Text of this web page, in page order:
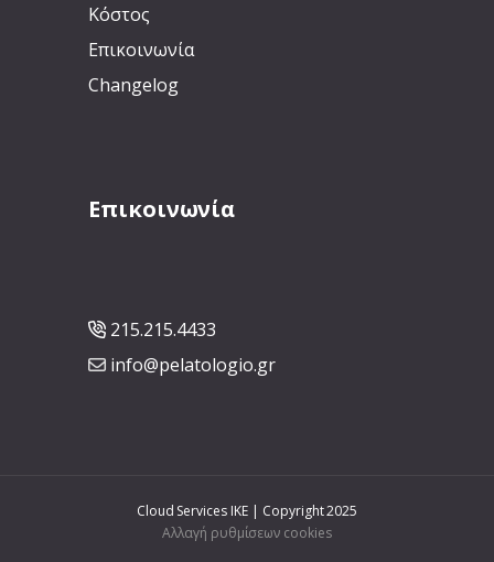
Κόστος
Επικοινωνία
Changelog
Επικοινωνία
215.215.4433
info@pelatologio.gr
Cloud Services IKE | Copyright 2025
Αλλαγή ρυθμίσεων cookies